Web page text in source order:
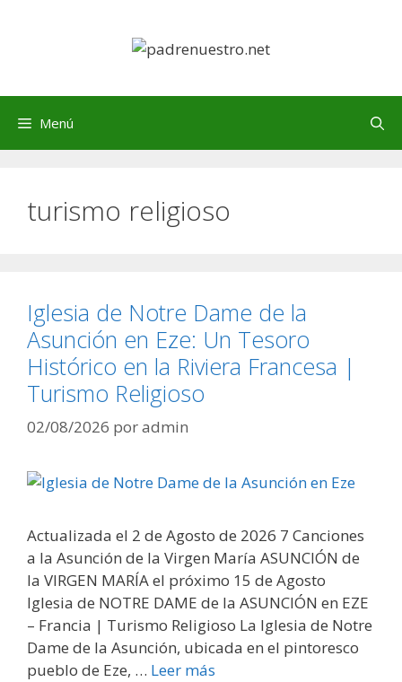
Menú
turismo religioso
Iglesia de Notre Dame de la
Asunción en Eze: Un Tesoro
Histórico en la Riviera Francesa |
Turismo Religioso
02/08/2026 poradmin
Actualizada el 2 de Agosto de 2026 7 Canciones
a la Asunción de la Virgen María ASUNCIÓN de
la VIRGEN MARÍA el próximo 15 de Agosto
Iglesia de NOTRE DAME de la ASUNCIÓN en EZE
– Francia | Turismo Religioso La Iglesia de Notre
Dame de la Asunción, ubicada en el pintoresco
pueblo de Eze, … Leer más